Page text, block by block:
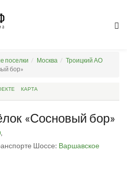
поселки Москва
Троицкий АО
бор»
КАРТА
«Сосновый бор»
,
Шоссе: Варшавское